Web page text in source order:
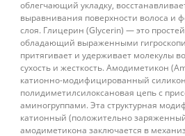
облегчающий укладку,
выравнивания поверхности волоса и
слоя. Глицерин (Glycerin) — это
обладающий выраженными
притягивает и удерживает молекулы
сухость и жесткость. Амодиметикон
катионно-модифицированный
полидиметилсилоксановая цепь с
аминогруппами. Эта структурная
катионный (положительно
амодиметикона заключается в